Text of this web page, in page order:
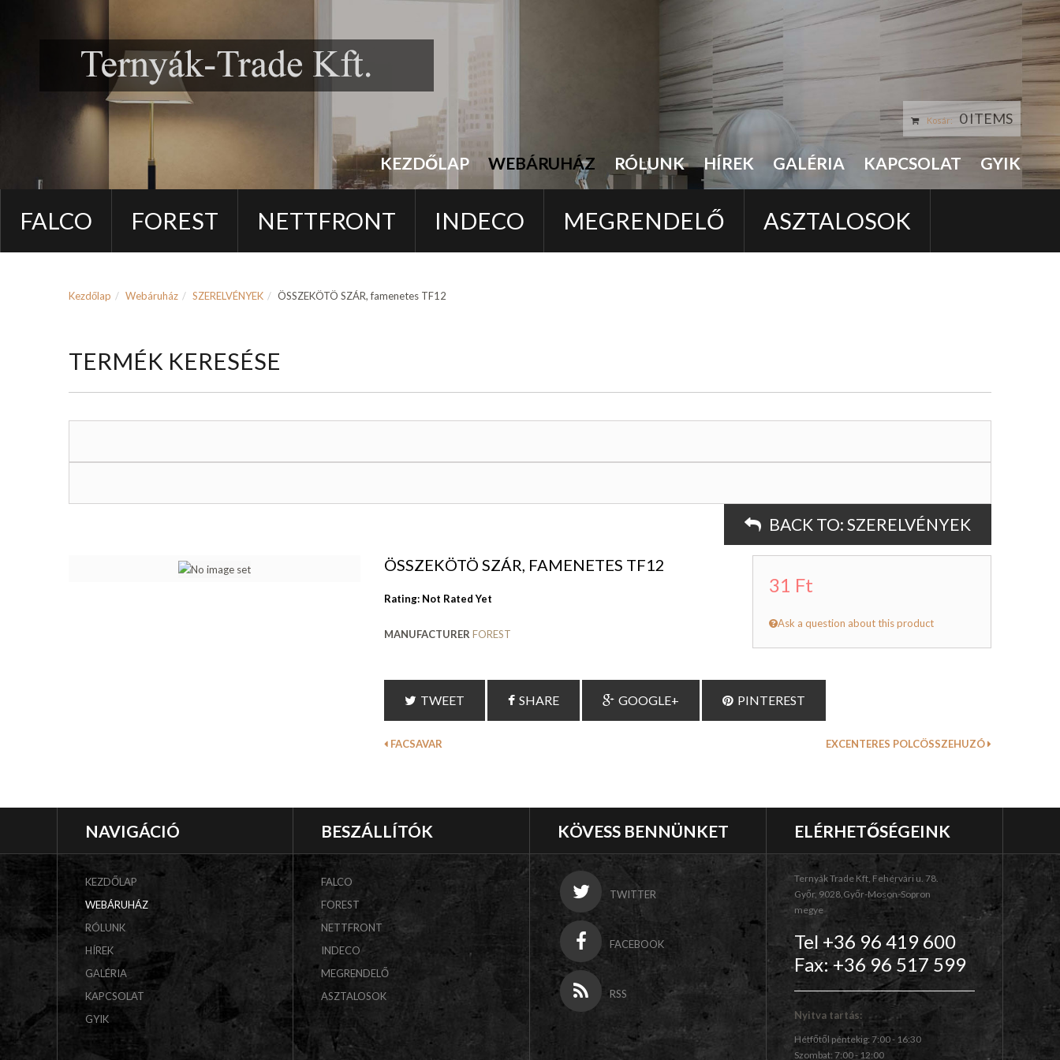
KEZDŐLAP WEBÁRUHÁZ RÓLUNK HÍREK GALÉRIA KAPCSOLAT GYIK
Kosár: 0 ITEMS
FALCO FOREST NETTFRONT INDECO MEGRENDELŐ ASZTALOSOK
Kezdőlap Webáruház SZERELVÉNYEK ÖSSZEKÖTÖ SZÁR, famenetes TF12
TERMÉK KERESÉSE
BACK TO: SZERELVÉNYEK
ÖSSZEKÖTÖ SZÁR, FAMENETES TF12
Rating: Not Rated Yet
MANUFACTURER FOREST
31 Ft
Ask a question about this product
TWEET SHARE GOOGLE+ PINTEREST
FACSAVAR EXCENTERES POLCÖSSZEHUZÓ
NAVIGÁCIÓ
KEZDŐLAP
WEBÁRUHÁZ
RÓLUNK
HÍREK
GALÉRIA
KAPCSOLAT
GYIK
BESZÁLLÍTÓK
FALCO
FOREST
NETTFRONT
INDECO
MEGRENDELŐ
ASZTALOSOK
KÖVESS BENNÜNKET
TWITTER
FACEBOOK
RSS
ELÉRHETŐSÉGEINK
Ternyák Trade Kft, Fehérvári u. 78.
Győr, 9028,Győr-Moson-Sopron
megye
Tel +36 96 419 600
Fax: +36 96 517 599
Nyitva tartás:
Hétfőtől péntekig: 7:00 - 16:30
Szombat: 7:00 - 12:00